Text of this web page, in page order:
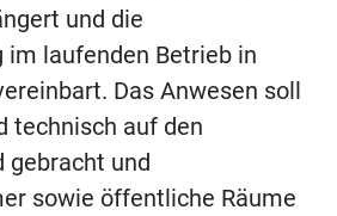
und die
im laufenden Betrieb in
Das Anwesen soll
technisch auf den
gebracht und
sowie öffentliche Räume